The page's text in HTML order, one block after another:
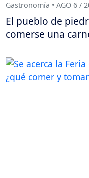
Gastronomía • AGO 6 /
El pueblo de
comerse una